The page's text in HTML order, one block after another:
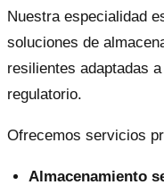
Nuestra especialidad
soluciones de
resilientes adaptadas
regulatorio.
Ofrecemos servicios
Almacenamiento